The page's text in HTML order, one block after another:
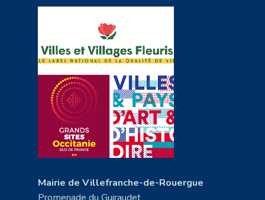
Mairie de Villefranche-de-Rouergue